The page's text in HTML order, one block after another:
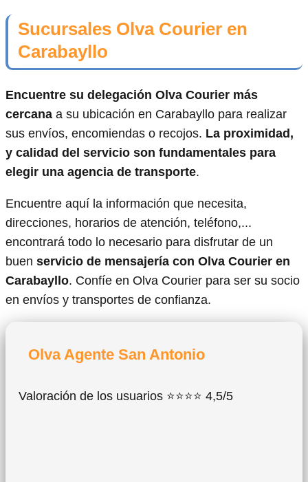
Sucursales Olva Courier en
Carabayllo
Encuentre su delegación Olva Courier más
cercana a su ubicación en Carabayllo para realizar
sus envíos, encomiendas o recojos. La proximidad,
y calidad del servicio son fundamentales para
elegir una agencia de transporte.
Encuentre aquí la información que necesita,
direcciones, horarios de atención, teléfono,...
encontrará todo lo necesario para disfrutar de un
buen servicio de mensajería con Olva Courier en
Carabayllo. Confíe en Olva Courier para ser su socio
en envíos y transportes de confianza.
Olva Agente San Antonio
Valoración de los usuarios ⭐⭐⭐⭐ 4,5/5